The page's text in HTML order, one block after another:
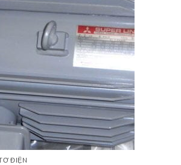
Add to
Wishlist
ĐIỆN